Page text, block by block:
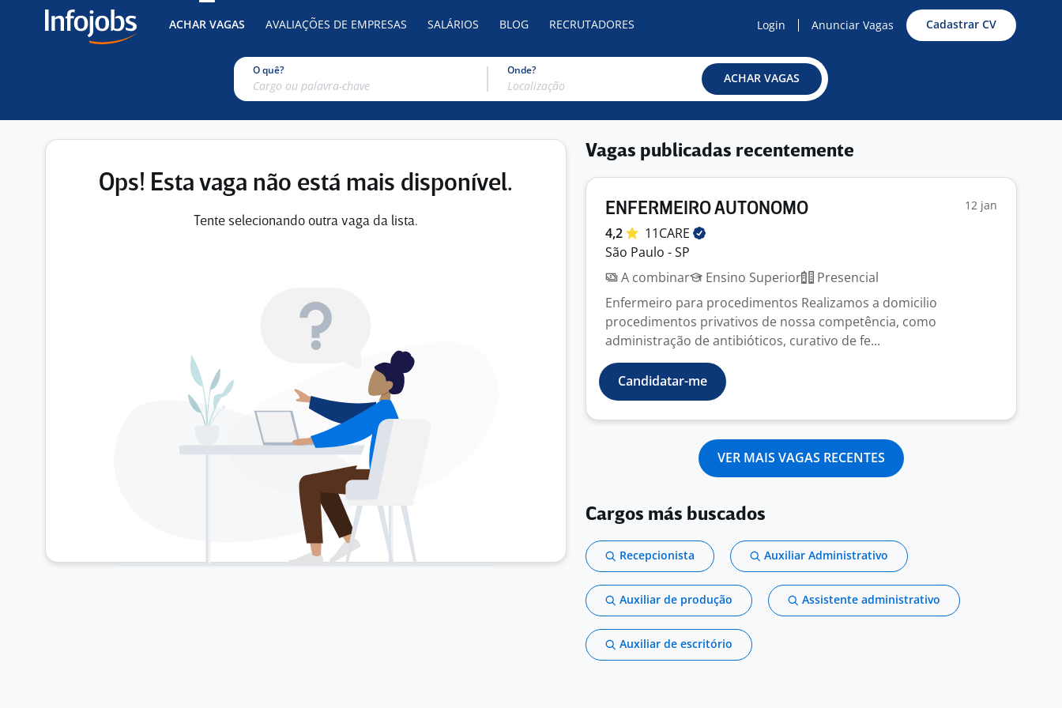
ACHAR VAGAS AVALIAÇÕES DE EMPRESAS SALÁRIOS BLOG RECRUTADORES Login Anunciar Vagas Cadastrar CV
O quê? Onde?
ACHAR VAGAS
Ops! Esta vaga não está mais disponível.
Tente selecionando outra vaga da lista.
Vagas publicadas recentemente
ENFERMEIRO AUTONOMO 12 jan
4,2
11CARE
São Paulo - SP
A combinar
Ensino Superior
Presencial
Enfermeiro para procedimentos Realizamos a domicilio
procedimentos privativos de nossa competência, como
administração de antibióticos, curativo de fe...
Candidatar-me
VER MAIS VAGAS RECENTES
Cargos más buscados
Recepcionista Auxiliar Administrativo
Auxiliar de produção Assistente administrativo
Auxiliar de escritório